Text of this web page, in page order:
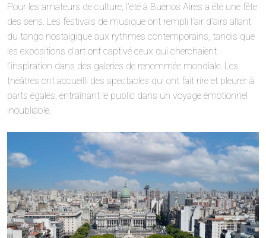
Pour les amateurs de culture, l’été à Buenos Aires a été une fête
des sens. Les festivals de musique ont rempli l’air d’airs allant
du tango nostalgique aux rythmes contemporains, tandis que
les expositions d’art ont captivé ceux qui cherchaient
l’inspiration dans des galeries de renommée mondiale. Les
théâtres ont accueilli des spectacles qui ont fait rire et pleurer à
parts égales, entraînant le public dans un voyage émotionnel
inoubliable.